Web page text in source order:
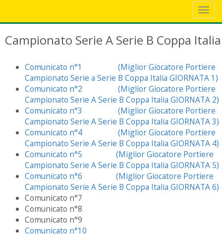
Campionato Serie A Serie B Coppa Italia
Comunicato n°1
(Miglior Giocatore Portiere
Campionato Serie a Serie B Coppa Italia GIORNATA 1)
Comunicato n°2
(Miglior Giocatore Portiere
Campionato Serie A Serie B Coppa Italia GIORNATA 2)
Comunicato n°3
(Miglior Giocatore Portiere
Campionato Serie A Serie B Coppa Italia GIORNATA 3)
Comunicato n°4
(Miglior Giocatore Portiere
Campionato Serie A Serie B Coppa Italia GIORNATA 4)
Comunicato n°5
(Miglior Giocatore Portiere
Campionato Serie A Serie B Coppa Italia GIORNATA 5)
Comunicato n°6
(Miglior Giocatore Portiere
Campionato Serie A Serie B Coppa Italia GIORNATA 6)
Comunicato n°7
Comunicato n°8
Comunicato n°9
Comunicato n°10